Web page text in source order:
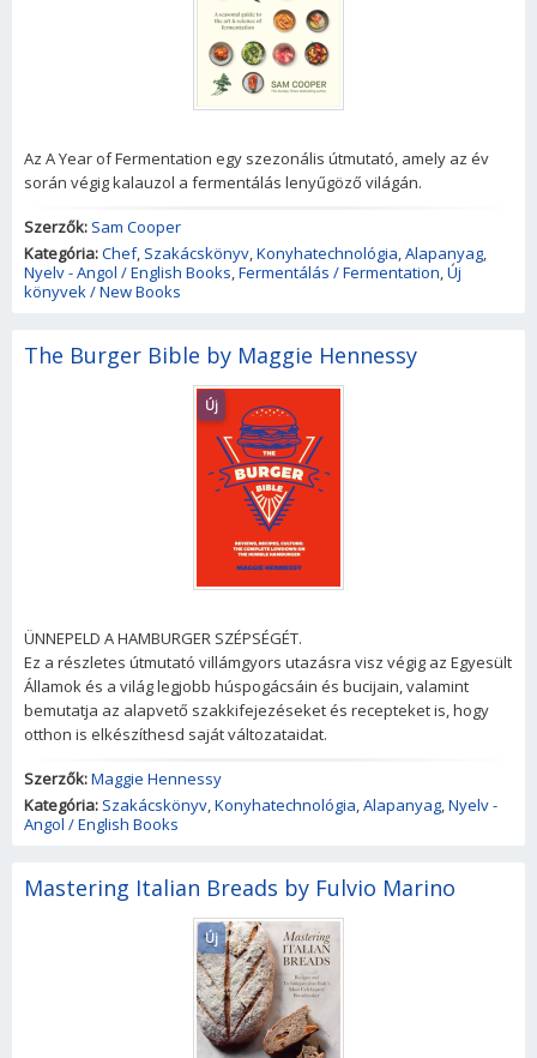
Az A Year of Fermentation egy szezonális útmutató, amely az év
során végig kalauzol a fermentálás lenyűgöző világán.
Szerzők: Sam Cooper
Kategória:Chef, Szakácskönyv,Konyhatechnológia,Alapanyag,
Nyelv - Angol / English Books,Fermentálás / Fermentation,Új
könyvek / New Books
The Burger Bible by Maggie Hennessy
Új
ÜNNEPELD A HAMBURGER SZÉPSÉGÉT.
Ez a részletes útmutató villámgyors utazásra visz végig az Egyesült
Államok és a világ legjobb húspogácsáin és bucijain, valamint
bemutatja az alapvető szakkifejezéseket és recepteket is, hogy
otthon is elkészíthesd saját változataidat.
Szerzők:Maggie Hennessy
Kategória: Szakácskönyv,Konyhatechnológia,Alapanyag,Nyelv -
Angol / English Books
Mastering Italian Breads by Fulvio Marino
Új